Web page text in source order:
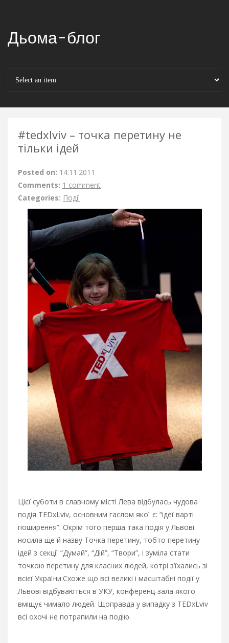
Дьома-блог
#tedxlviv – точка перетину не
тільки ідей
Posted on: 14.11.2011
Comments: 1 comment
Categories: Події
Цієї суботи в славному місті Лева відбулась чудова
подія TEDxLviv, основним гаслом якої є: “ідеї варті
поширення”. Окрім того перша така подія у Львові
носила ще й назву Точка перетину, тобто перетину
ідей з секції “Думай”, “Дій”, “Твори”, і зуміла стати
точкою перетину для класних людей, котрі з’їхались зі
всієї України.Схоже що всі великі і масштабні події у
Львові відбуваються в УКУ, конференц-зала якого
вміщує чимало людей. Щоправда у випадку з TEDxLviv
всі охочі не потрапили на подію.